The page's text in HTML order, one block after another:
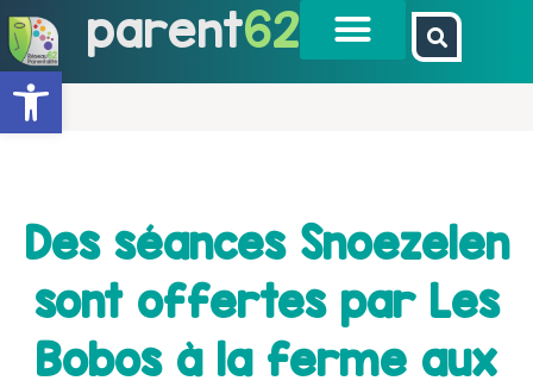
Ouvrir la barre d’outils
parent62
Des séances Snoezelen
sont offertes par Les
Bobos à la ferme aux